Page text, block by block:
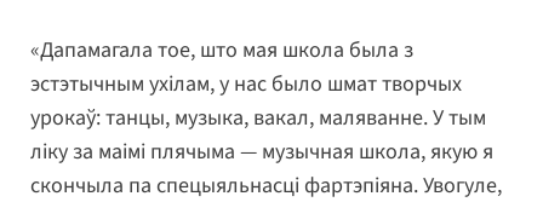
«Дапамагала тое, што мая школа была з
эстэтычным ухілам, у нас было шмат творчых
урокаў: танцы, музыка, вакал, маляванне. У тым
ліку за маімі плячыма — музычная школа, якую я
скончыла па спецыяльнасці фартэпіяна. Увогуле,